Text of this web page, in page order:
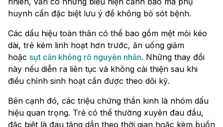
huynh cần đặc biệt lưu ý để không bỏ sót bệnh.
Các dấu hiệu toàn thân có thể bao gồm mệt mỏi kéo
dài, trẻ kém linh hoạt hơn trước, ăn uống giảm
hoặc sụt cân không rõ nguyên nhân. Những thay đổi
này nếu diễn ra liên tục và không cải thiện sau khi
điều chỉnh sinh hoạt cần được theo dõi kỹ.
Bên cạnh đó, các triệu chứng thần kinh là nhóm dấu
hiệu quan trọng. Trẻ có thể thường xuyên đau đầu,
đặc biệt là đau tăng dần theo thời gian hoặc kèm buồn